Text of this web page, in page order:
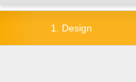
1. Design